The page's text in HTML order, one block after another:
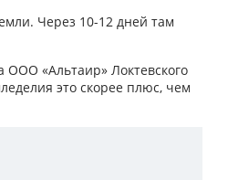
Через 10-12 дней там
ООО «Альтаир» Локтевского
это скорее плюс, чем